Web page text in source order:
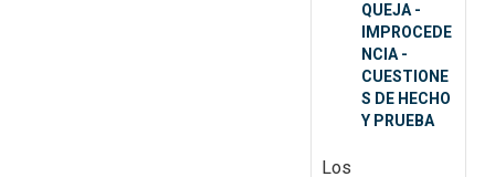
QUEJA -
IMPROCEDE
NCIA -
CUESTIONE
S DE HECHO
Y PRUEBA
Los